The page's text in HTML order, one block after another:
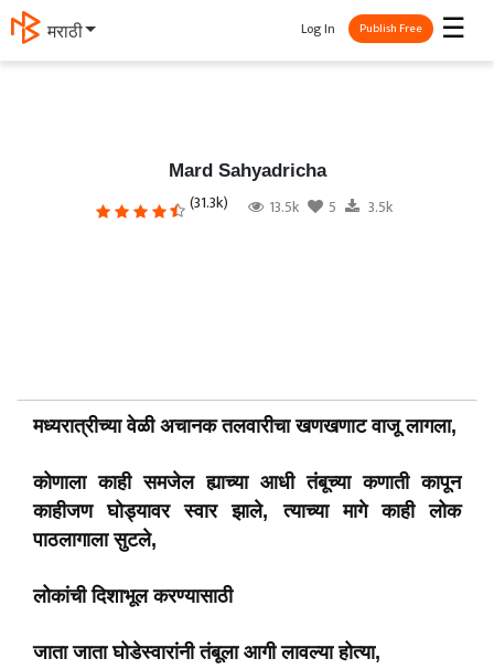
தமிழ் ☰
Log In Publish Free
Mard Sahyadricha
(31.3k) 13.5k 5 3.5k
मध्यरात्रीच्या वेळी अचानक तलवारीचा खणखणाट वाजू लागला,
कोणाला काही समजेल ह्याच्या आधी तंबूच्या कणाती कापून
काहीजण घोड्यावर स्वार झाले, त्याच्या मागे काही लोक
पाठलागाला सुटले,
लोकांची दिशाभूल करण्यासाठी
जाता जाता घोडेस्वारांनी तंबूला आगी लावल्या होत्या,